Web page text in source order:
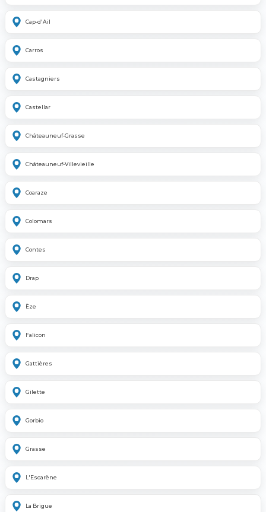
Cap-d'Ail
Carros
Castagniers
Castellar
Châteauneuf-Grasse
Châteauneuf-Villevieille
Coaraze
Colomars
Contes
Drap
Èze
Falicon
Gattières
Gilette
Gorbio
Grasse
L'Escarène
La Brigue